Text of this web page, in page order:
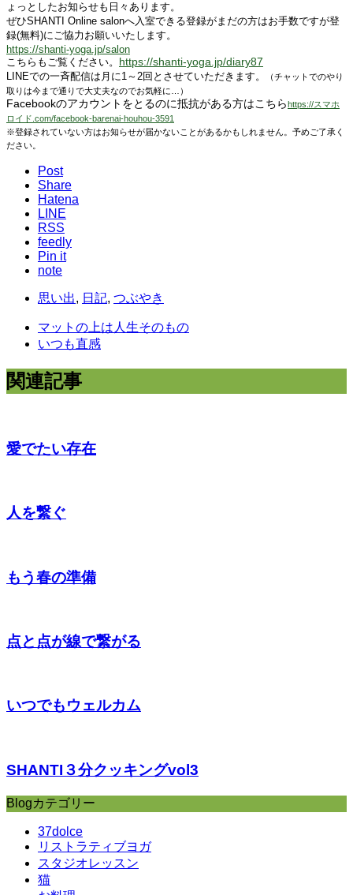
ょっとしたお知らせも日々あります。
ぜひSHANTI Online salonへ入室できる登録がまだの方はお手数ですが登
録(無料)にご協力お願いいたします。
https://shanti-yoga.jp/salon
こちらもご覧ください。 https://shanti-yoga.jp/diary87
LINEでの一斉配信は月に1～2回とさせていただきます。
（チャットでのやり
取りは今まで通りで大丈夫なのでお気軽に…）
Facebookのアカウントをとるのに抵抗がある方はこちらhttps://スマホ
ロイド.com/facebook-barenai-houhou-3591
※登録されていない方はお知らせが届かないことがあるかもしれません。予めご了承く
ださい。
Post
Share
Hatena
LINE
RSS
feedly
Pin it
note
思い出, 日記, つぶやき
マットの上は人生そのもの
いつも直感
関連記事
愛でたい存在
人を繋ぐ
もう春の準備
点と点が線で繋がる
いつでもウェルカム
SHANTI３分クッキングvol3
Blogカテゴリー
37dolce
リストラティブヨガ
スタジオレッスン
猫